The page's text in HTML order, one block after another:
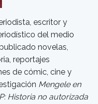
escritor y
del medio
novelas,
reportajes
de cómic, cine y
Mengele en
Historia no autorizada